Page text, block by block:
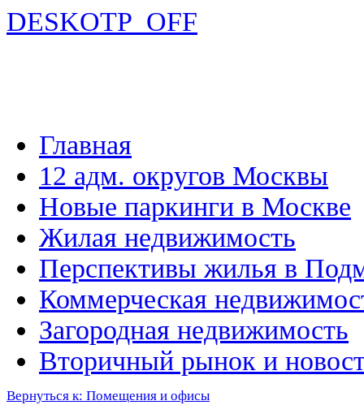
DESKOTP_OFF
Главная
12 адм. округов Москвы
Новые паркинги в Москве
Жилая недвижимость
Перспективы жилья в
Коммерческая
Загородная недвижимость
Вторичный рынок и
Вернуться к: Помещения и офисы